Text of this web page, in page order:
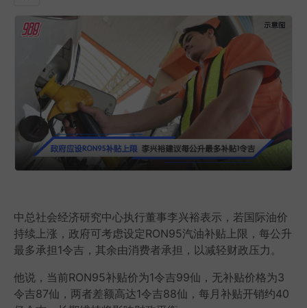
中总社会经济研究中心执行董事李兴裕表示，若国际油价
持续上涨，政府可考虑设定RON95汽油补贴上限，每公升
最多承担1令吉，其余由消费者承担，以减轻财政压力。
他说，当前RON95补贴价为1令吉99仙，无补贴价格为3
令吉87仙，两者差额高达1令吉88仙，每月补贴开销约40